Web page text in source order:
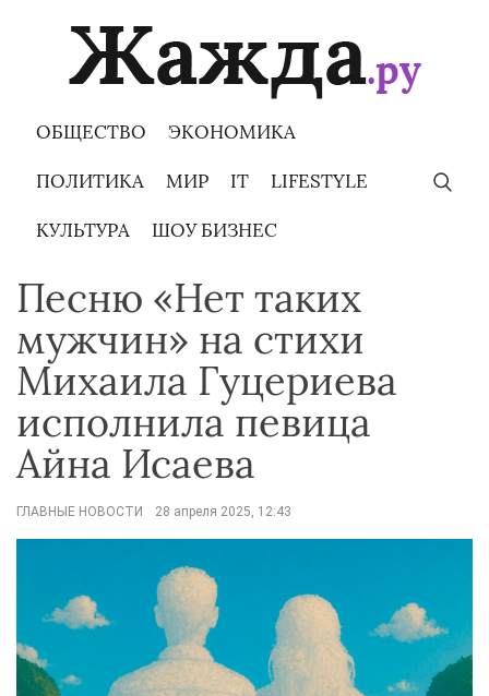
ОБЩЕСТВО ЭКОНОМИКА
ПОЛИТИКА МИР IT LIFESTYLE
КУЛЬТУРА ШОУ БИЗНЕС
Песню «Нет таких
мужчин» на стихи
Михаила Гуцериева
исполнила певица
Айна Исаева
ГЛАВНЫЕ НОВОСТИ 28 апреля 2025, 12:43